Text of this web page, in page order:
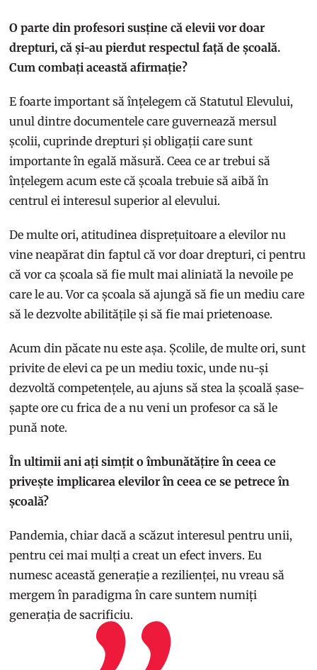
O parte din profesori susține că elevii vor doar
drepturi, că și-au pierdut respectul față de școală.
Cum combați această afirmație?
E foarte important să înțelegem că Statutul Elevului,
unul dintre documentele care guvernează mersul
școlii, cuprinde drepturi și obligații care sunt
importante în egală măsură. Ceea ce ar trebui să
înțelegem acum este că școala trebuie să aibă în
centrul ei interesul superior al elevului.
De multe ori, atitudinea disprețuitoare a elevilor nu
vine neapărat din faptul că vor doar drepturi, ci pentru
că vor ca școala să fie mult mai aliniată la nevoile pe
care le au. Vor ca școala să ajungă să fie un mediu care
să le dezvolte abilitățile și să fie mai prietenoase.
Acum din păcate nu este așa. Școlile, de multe ori, sunt
privite de elevi ca pe un mediu toxic, unde nu-și
dezvoltă competențele, au ajuns să stea la școală șase-
șapte ore cu frica de a nu veni un profesor ca să le
pună note.
În ultimii ani ați simțit o îmbunătățire în ceea ce
privește implicarea elevilor în ceea ce se petrece în
școală?
Pandemia, chiar dacă a scăzut interesul pentru unii,
pentru cei mai mulți a creat un efect invers. Eu
numesc această generație a rezilienței, nu vreau să
mergem în paradigma în care suntem numiți
generația de sacrificiu.